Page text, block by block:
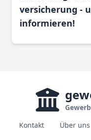
versicherung -
informieren!
Kontakt
Über uns